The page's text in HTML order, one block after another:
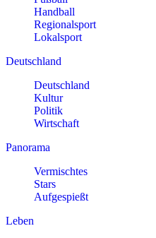
Handball
Regionalsport
Lokalsport
Deutschland
Deutschland
Kultur
Politik
Wirtschaft
Panorama
Vermischtes
Stars
Aufgespießt
Leben